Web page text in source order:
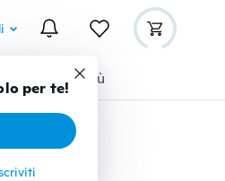
per te!
Di più